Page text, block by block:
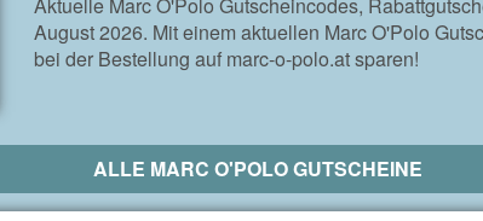
August 2026. Mit einem aktuellen Marc O'Polo
bei der Bestellung auf marc-o-polo.at sparen!
ALLE MARC O'POLO GUTSCHEINE